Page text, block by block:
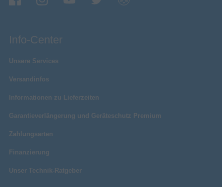
bereit. Keine Apps, keine Downloads und keine
verbinden sich automatisch.
Info-Center
Unsere Services
Versandinfos
Informationen zu Lieferzeiten
Garantieverlängerung und Geräteschutz Premium
Zahlungsarten
Finanzierung
Unser Technik-Ratgeber